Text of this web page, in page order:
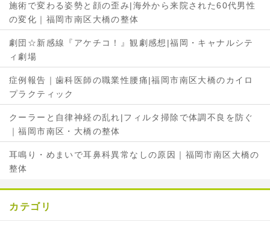
シ
ェ
ェ
ア
施術で変わる姿勢と顔の歪み|海外から来院された60代男性
の変化｜福岡市南区大橋の整体
劇団☆新感線『アケチコ！』観劇感想|福岡・キャナルシテ
ィ劇場
症例報告｜歯科医師の職業性腰痛|福岡市南区大橋のカイロ
プラクティック
クーラーと自律神経の乱れ|フィルタ掃除で体調不良を防ぐ
｜福岡市南区・大橋の整体
耳鳴り・めまいで耳鼻科異常なしの原因｜福岡市南区大橋の
整体
カテゴリ